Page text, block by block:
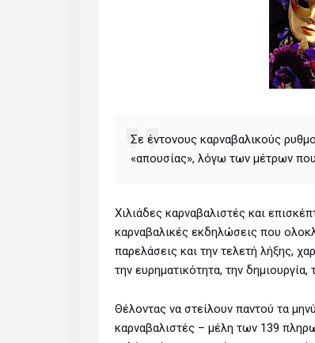
Σε έντονους καρναβαλικούς
«απουσίας», λόγω των μέτρων
Χιλιάδες καρναβαλιστές και
καρναβαλικές εκδηλώσεις που
παρελάσεις και την τελετή λήξης,
την ευρηματικότητα, την δημιουργία,
Θέλοντας να στείλουν παντού τα
καρναβαλιστές – μέλη των 139